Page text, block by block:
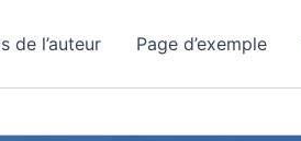
de l’auteur Page d’exemple